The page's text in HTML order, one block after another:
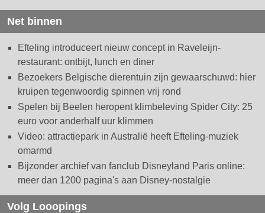
Net binnen
Efteling introduceert nieuw concept in Raveleijn-
restaurant: ontbijt, lunch en diner
Bezoekers Belgische dierentuin zijn gewaarschuwd: hier
kruipen tegenwoordig spinnen vrij rond
Spelen bij Beelen heropent klimbeleving Spider City: 25
euro voor anderhalf uur klimmen
Video: attractiepark in Australië heeft Efteling-muziek
omarmd
Bijzonder archief van fanclub Disneyland Paris online:
meer dan 1200 pagina's aan Disney-nostalgie
Volg Looopings